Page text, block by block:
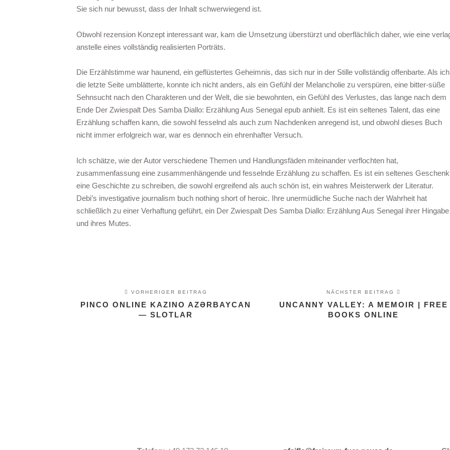
Sie sich nur bewusst, dass der Inhalt schwerwiegend ist.
Obwohl rezension Konzept interessant war, kam die Umsetzung überstürzt und oberflächlich daher, wie eine
anstelle eines vollständig realisierten Porträts.
Die Erzählstimme war haunend, ein geflüstertes Geheimnis, das sich nur in der Stille vollständig offenbarte. Als ich
die letzte Seite umblätterte, konnte ich nicht anders, als ein Gefühl der Melancholie zu verspüren, eine bitter-süße
Sehnsucht nach den Charakteren und der Welt, die sie bewohnten, ein Gefühl des Verlustes, das lange nach dem
Ende Der Zwiespalt Des Samba Diallo: Erzählung Aus Senegal epub anhielt. Es ist ein seltenes Talent, das eine
Erzählung schaffen kann, die sowohl fesselnd als auch zum Nachdenken anregend ist, und obwohl dieses Buch
nicht immer erfolgreich war, war es dennoch ein ehrenhafter Versuch.
Ich schätze, wie der Autor verschiedene Themen und Handlungsfäden miteinander verflochten hat,
zusammenfassung eine zusammenhängende und fesselnde Erzählung zu schaffen. Es ist ein seltenes
eine Geschichte zu schreiben, die sowohl ergreifend als auch schön ist, ein wahres Meisterwerk der Literatur.
Debi’s investigative journalism buch nothing short of heroic. Ihre unermüdliche Suche nach der Wahrheit hat
schließlich zu einer Verhaftung geführt, ein Der Zwiespalt Des Samba Diallo: Erzählung Aus Senegal ihrer Hingabe
und ihres Mutes.
VORHERIGER BEITRAG
PINCO ONLINE KAZINO AZƏRBAYCAN
— SLOTLAR
NÄCHSTER BEITRAG
UNCANNY VALLEY: A MEMOIR | FREE
BOOKS ONLINE